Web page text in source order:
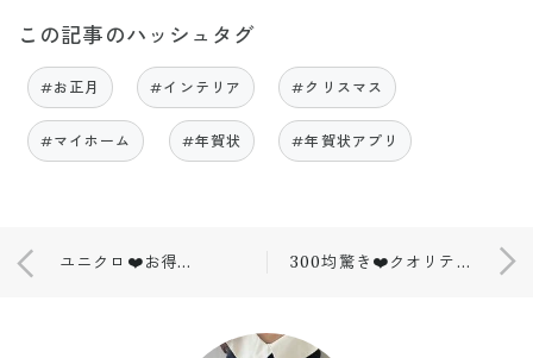
この記事のハッシュタグ
#お正月 #インテリア #クリスマス
#マイホーム #年賀状 #年賀状アプリ
ユニクロ❤️お得でとーっても使える！！！ 300均驚き❤️クオリティ高すぎる！！！